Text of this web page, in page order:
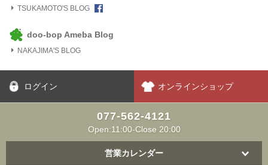
TSUKAMOTO'S BLOG
doo-bop Ameba Blog
NAKAJIMA'S BLOG
ログイン オンラインショップ
077-562-4121
Open:11:00-Close 20:00
営業カレンダー